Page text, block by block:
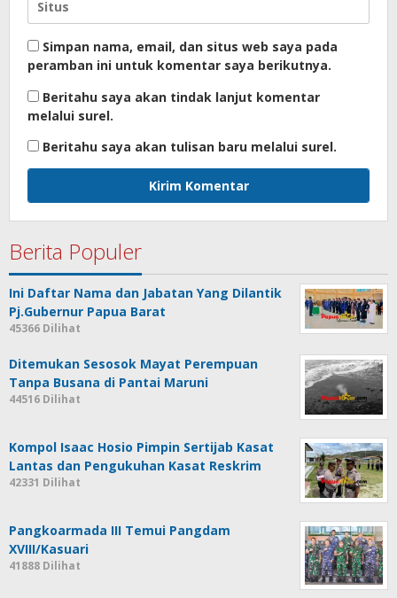
Simpan nama, email, dan situs web saya pada
peramban ini untuk komentar saya berikutnya.
Beritahu saya akan tindak lanjut komentar
melalui surel.
Beritahu saya akan tulisan baru melalui surel.
Berita Populer
Ini Daftar Nama dan Jabatan Yang Dilantik
Pj.Gubernur Papua Barat
45366 Dilihat
Ditemukan Sesosok Mayat Perempuan
Tanpa Busana di Pantai Maruni
44516 Dilihat
Kompol Isaac Hosio Pimpin Sertijab Kasat
Lantas dan Pengukuhan Kasat Reskrim
42331 Dilihat
Pangkoarmada III Temui Pangdam
XVIII/Kasuari
41888 Dilihat